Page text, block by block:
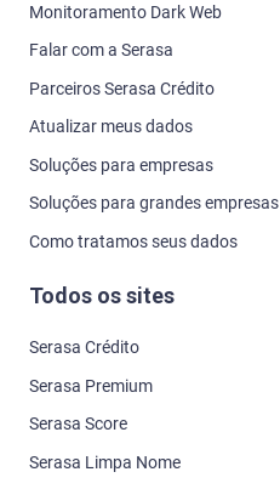
Monitoramento Dark Web
Falar com a Serasa
Parceiros Serasa Crédito
Atualizar meus dados
Soluções para empresas
Soluções para grandes empresas
Como tratamos seus dados
Todos os sites
Serasa Crédito
Serasa Premium
Serasa Score
Serasa Limpa Nome